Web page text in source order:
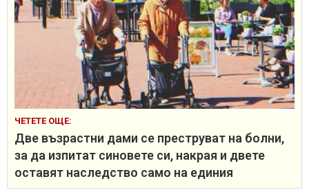
ЧЕТЕТЕ ОЩЕ:
Две възрастни дами се преструват на болни,
за да изпитат синовете си, накрая и двете
оставят наследство само на единия